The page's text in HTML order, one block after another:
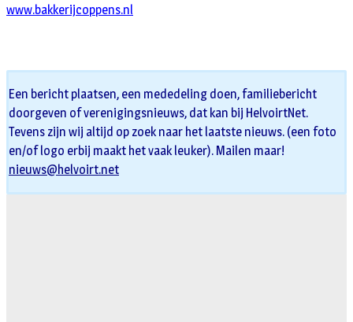
www.bakkerijcoppens.nl
Een bericht plaatsen, een mededeling doen, familiebericht
doorgeven of verenigingsnieuws, dat kan bij HelvoirtNet.
Tevens zijn wij altijd op zoek naar het laatste nieuws. (een foto
en/of logo erbij maakt het vaak leuker). Mailen maar!
nieuws@helvoirt.net